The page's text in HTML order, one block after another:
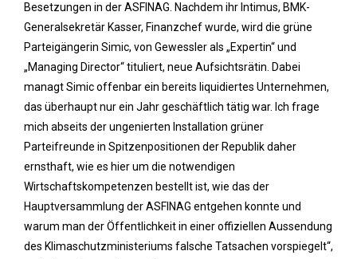
Besetzungen in der ASFINAG. Nachdem ihr Intimus, BMK-
Generalsekretär Kasser, Finanzchef wurde, wird die grüne
Parteigängerin Simic, von Gewessler als „Expertin“ und
„Managing Director“ tituliert, neue Aufsichtsrätin. Dabei
managt Simic offenbar ein bereits liquidiertes Unternehmen,
das überhaupt nur ein Jahr geschäftlich tätig war. Ich frage
mich abseits der ungenierten Installation grüner
Parteifreunde in Spitzenpositionen der Republik daher
ernsthaft, wie es hier um die notwendigen
Wirtschaftskompetenzen bestellt ist, wie das der
Hauptversammlung der ASFINAG entgehen konnte und
warum man der Öffentlichkeit in einer offiziellen Aussendung
des Klimaschutzministeriums falsche Tatsachen vorspiegelt“,